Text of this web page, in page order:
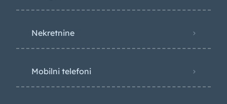
Nekretnine
Mobilni telefoni